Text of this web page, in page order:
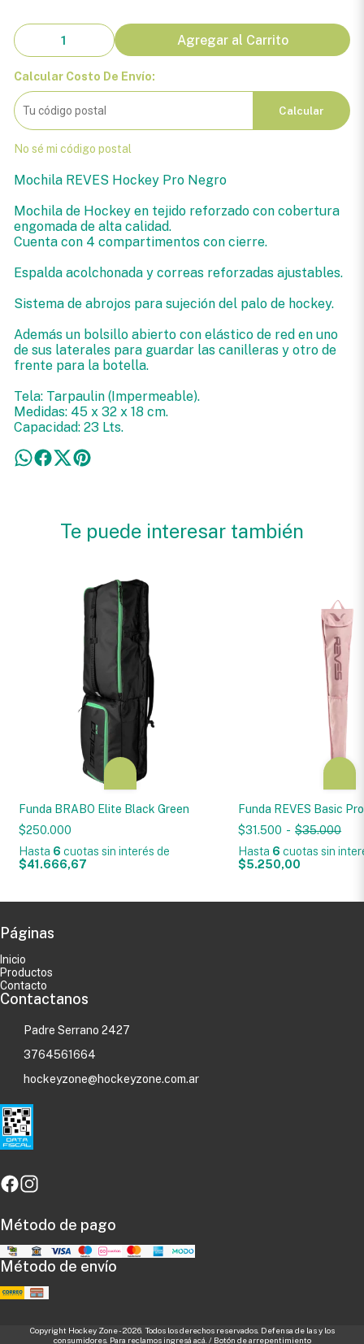
Agregar al Carrito
Calcular Costo De Envío:
Calcular
No sé mi código postal
Mochila REVES Hockey Pro Negro
Mochila de Hockey en tejido reforzado con cobertura
engomada de alta calidad.
Cuenta con 4 compartimentos con cierre.
Espalda acolchonada y correas reforzadas ajustables.
Sistema de abrojos para sujeción del palo de hockey.
Además un bolsillo abierto con elástico de red en uno
de sus laterales para guardar las canilleras y otro de
frente para la botella.
Tela: Tarpaulin (Impermeable).
Medidas: 45 x 32 x 18 cm.
Capacidad: 23 Lts.
Te puede interesar también
Funda BRABO Elite Black Green
$250.000
Hasta 6 cuotas sin interés de
$41.666,67
Funda REVES Basic
$31.500 - $35.000
Hasta 6 cuotas sin
$5.250,00
Páginas
Inicio
Productos
Contacto
Contactanos
Padre Serrano 2427
3764561664
hockeyzone@hockeyzone.com.ar
Método de pago
Método de envío
Copyright Hockey Zone - 2026. Todos los derechos reservados. Defensa de las y los
consumidores. Para reclamos ingresá acá. / Botón de arrepentimiento